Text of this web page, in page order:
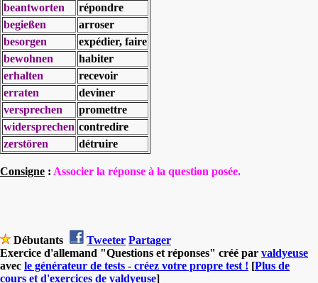
beantworten
répondre
begießen
arroser
besorgen
expédier, faire
bewohnen
habiter
erhalten
recevoir
erraten
deviner
versprechen
promettre
widersprechen contredire
zerstören
détruire
Consigne : Associer la réponse à la question posée.
Débutants Tweeter Partager
Exercice d'allemand "Questions et réponses" créé par valdyeuse
avec le générateur de tests - créez votre propre test ! [Plus de
cours et d'exercices de valdyeuse]